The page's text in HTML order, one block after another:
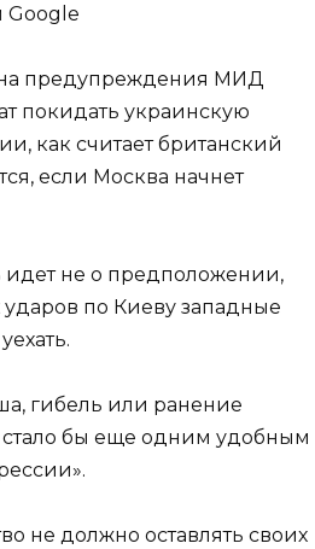
Google
на предупреждения МИД
покидать украинскую
как считает британский
если Москва начнет
идет не о предположении,
по Киеву западные
гибель или ранение
стало бы еще одним удобным
не должно оставлять своих